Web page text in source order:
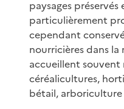
paysages
particulièrement
cependant
nourricières dans la
accueillent souvent
céréalicultures,
bétail,